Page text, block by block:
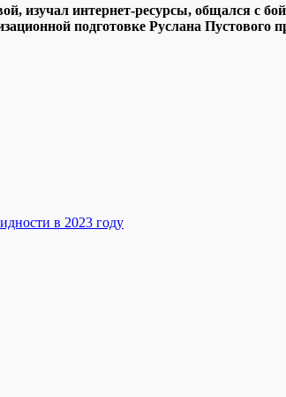
изучал интернет-ресурсы, общался с
подготовке Руслана
в 2023 году